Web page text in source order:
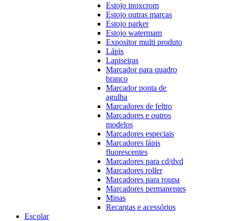
Estojo inoxcrom
Estojo outras marcas
Estojo parker
Estojo watermam
Expositor multi produto
Lápis
Lapiseiras
Marcador para quadro
branco
Marcador ponta de
agulha
Marcadores de feltro
Marcadores e outros
modelos
Marcadores especiais
Marcadores lápis
fluorescentes
Marcadores para cd/dvd
Marcadores roller
Marcadores para roupa
Marcadores permanentes
Minas
Recargas e acessórios
Escolar